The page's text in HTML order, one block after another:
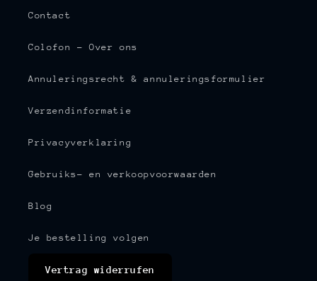
Contact
Colofon - Over ons
Annuleringsrecht & annuleringsformulier
Verzendinformatie
Privacyverklaring
Gebruiks- en verkoopvoorwaarden
Blog
Je bestelling volgen
Vertrag widerrufen